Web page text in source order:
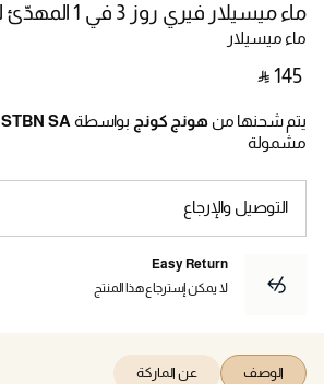
ماء ميسيلار فيري روز 3 في 1 المهدّئ للبشرة
ماء ميسيلار
‎ ⃁ ⁦145⁩ ‎
يتم شحنها من هونج كونج بواسطة STBN SA
مشمولة
التوصيل والإرجاع
Easy Return
لا يمكن إسترجاع هذا المنتج
الوصف عن الماركة